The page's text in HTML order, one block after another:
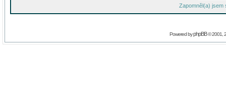
Zapomněl(a) jsem
Powered byphpBB© 2001,